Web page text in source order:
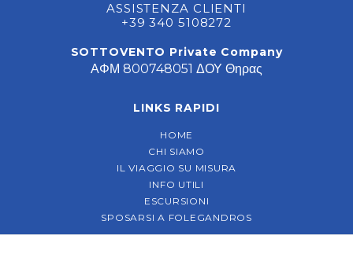
ASSISTENZA CLIENTI
+39 340 5108272
SOTTOVENTO Private Company
ΑΦΜ 800748051 ΔΟΥ Θηρας
LINKS RAPIDI
HOME
CHI SIAMO
IL VIAGGIO SU MISURA
INFO UTILI
ESCURSIONI
SPOSARSI A FOLEGANDROS